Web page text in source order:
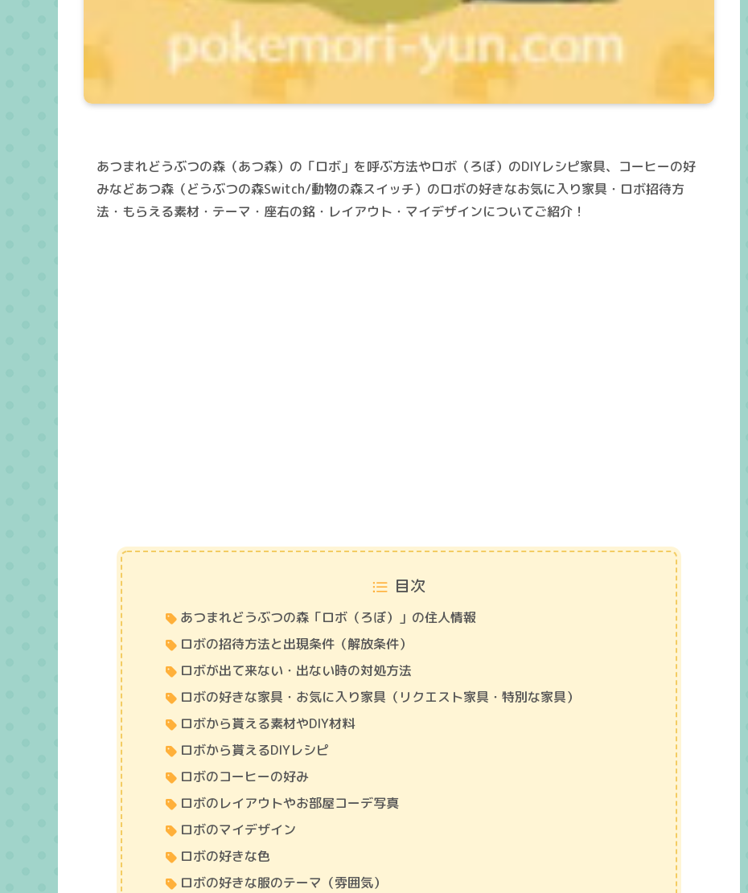
あつまれどうぶつの森（あつ森）の「ロボ」を呼ぶ方法やロボ（ろぼ）のDIYレシピ家具、コーヒーの好
みなどあつ森（どうぶつの森Switch/動物の森スイッチ）のロボの好きなお気に入り家具・ロボ招待方
法・もらえる素材・テーマ・座右の銘・レイアウト・マイデザインについてご紹介！
目次
あつまれどうぶつの森「ロボ（ろぼ）」の住人情報
ロボの招待方法と出現条件（解放条件）
ロボが出て来ない・出ない時の対処方法
ロボの好きな家具・お気に入り家具（リクエスト家具・特別な家具）
ロボから貰える素材やDIY材料
ロボから貰えるDIYレシピ
ロボのコーヒーの好み
ロボのレイアウトやお部屋コーデ写真
ロボのマイデザイン
ロボの好きな色
ロボの好きな服のテーマ（雰囲気）